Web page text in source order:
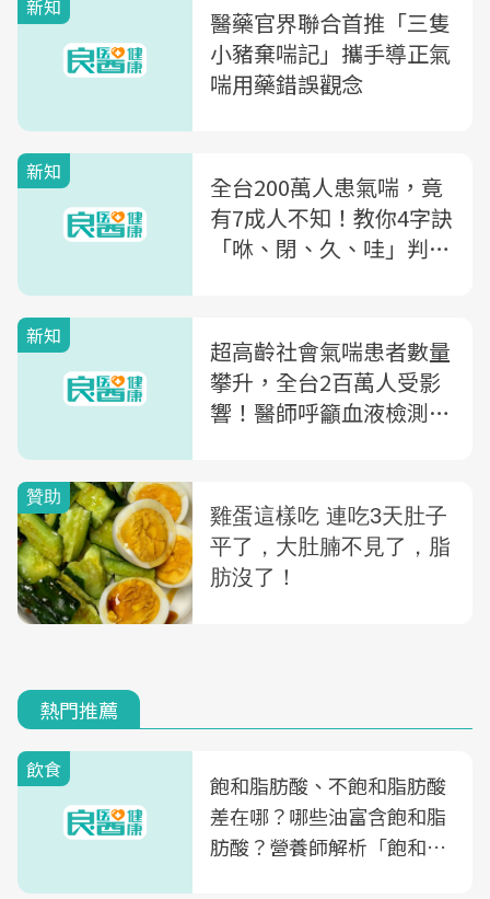
新知
醫藥官界聯合首推「三隻
小豬棄喘記」攜手導正氣
喘用藥錯誤觀念
新知
全台200萬人患氣喘，竟
有7成人不知！教你4字訣
「咻、閉、久、哇」判斷
新知
超高齡社會氣喘患者數量
攀升，全台2百萬人受影
響！醫師呼籲血液檢測辨
熱門推薦
飲食
飽和脂肪酸、不飽和脂肪酸
差在哪？哪些油富含飽和脂
肪酸？營養師解析「飽和脂